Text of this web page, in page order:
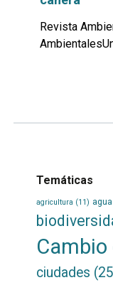
Revista
Temáticas
agricultura (11) agua
ciudades